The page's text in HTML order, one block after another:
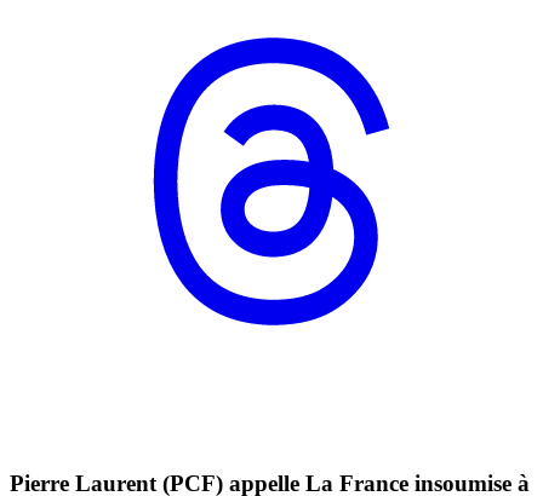
Pierre Laurent (PCF) appelle La France insoumise à